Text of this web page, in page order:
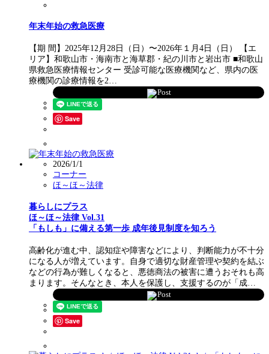
年末年始の救急医療
【期 間】2025年12月28日（日）〜2026年１月4日（日） 【エ
リア】和歌山市・海南市と海草郡・紀の川市と岩出市 ■和歌山
県救急医療情報センター 受診可能な医療機関など、県内の医
療機関の診療情報を2…
Post
Save
2026/1/1
コーナー
ほ～ほ～法律
暮らしにプラス
ほ～ほ～法律 Vol.31
「もしも」に備える第一歩 成年後見制度を知ろう
高齢化が進む中、認知症や障害などにより、判断能力が不十分
になる人が増えています。自身で適切な財産管理や契約を結ぶ
などの行為が難しくなると、悪徳商法の被害に遭うおそれも高
まります。そんなとき、本人を保護し、支援するのが「成…
Post
Save